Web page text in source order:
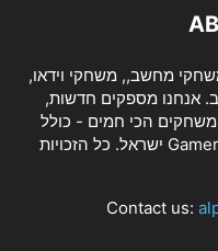
מחשב,, משחקי וידאו,
אנחנו מספקים חדשות,
הכי חמים - כולל
משחקים ישראלים.©2026 GamersPack ישראל. כל הזכויות
Contact us: